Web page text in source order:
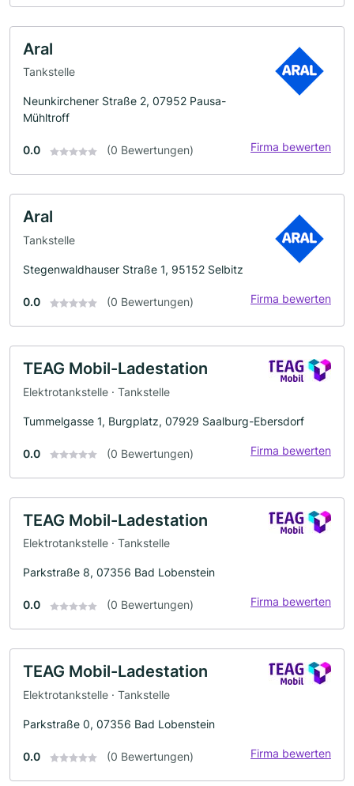
Aral
Tankstelle
Neunkirchener Straße 2, 07952 Pausa-
Mühltroff
0.0 (0 Bewertungen) Firma bewerten
Aral
Tankstelle
Stegenwaldhauser Straße 1, 95152 Selbitz
0.0 (0 Bewertungen) Firma bewerten
TEAG Mobil-Ladestation
Elektrotankstelle · Tankstelle
Tummelgasse 1, Burgplatz, 07929 Saalburg-Ebersdorf
0.0 (0 Bewertungen) Firma bewerten
TEAG Mobil-Ladestation
Elektrotankstelle · Tankstelle
Parkstraße 8, 07356 Bad Lobenstein
0.0 (0 Bewertungen) Firma bewerten
TEAG Mobil-Ladestation
Elektrotankstelle · Tankstelle
Parkstraße 0, 07356 Bad Lobenstein
0.0 (0 Bewertungen) Firma bewerten